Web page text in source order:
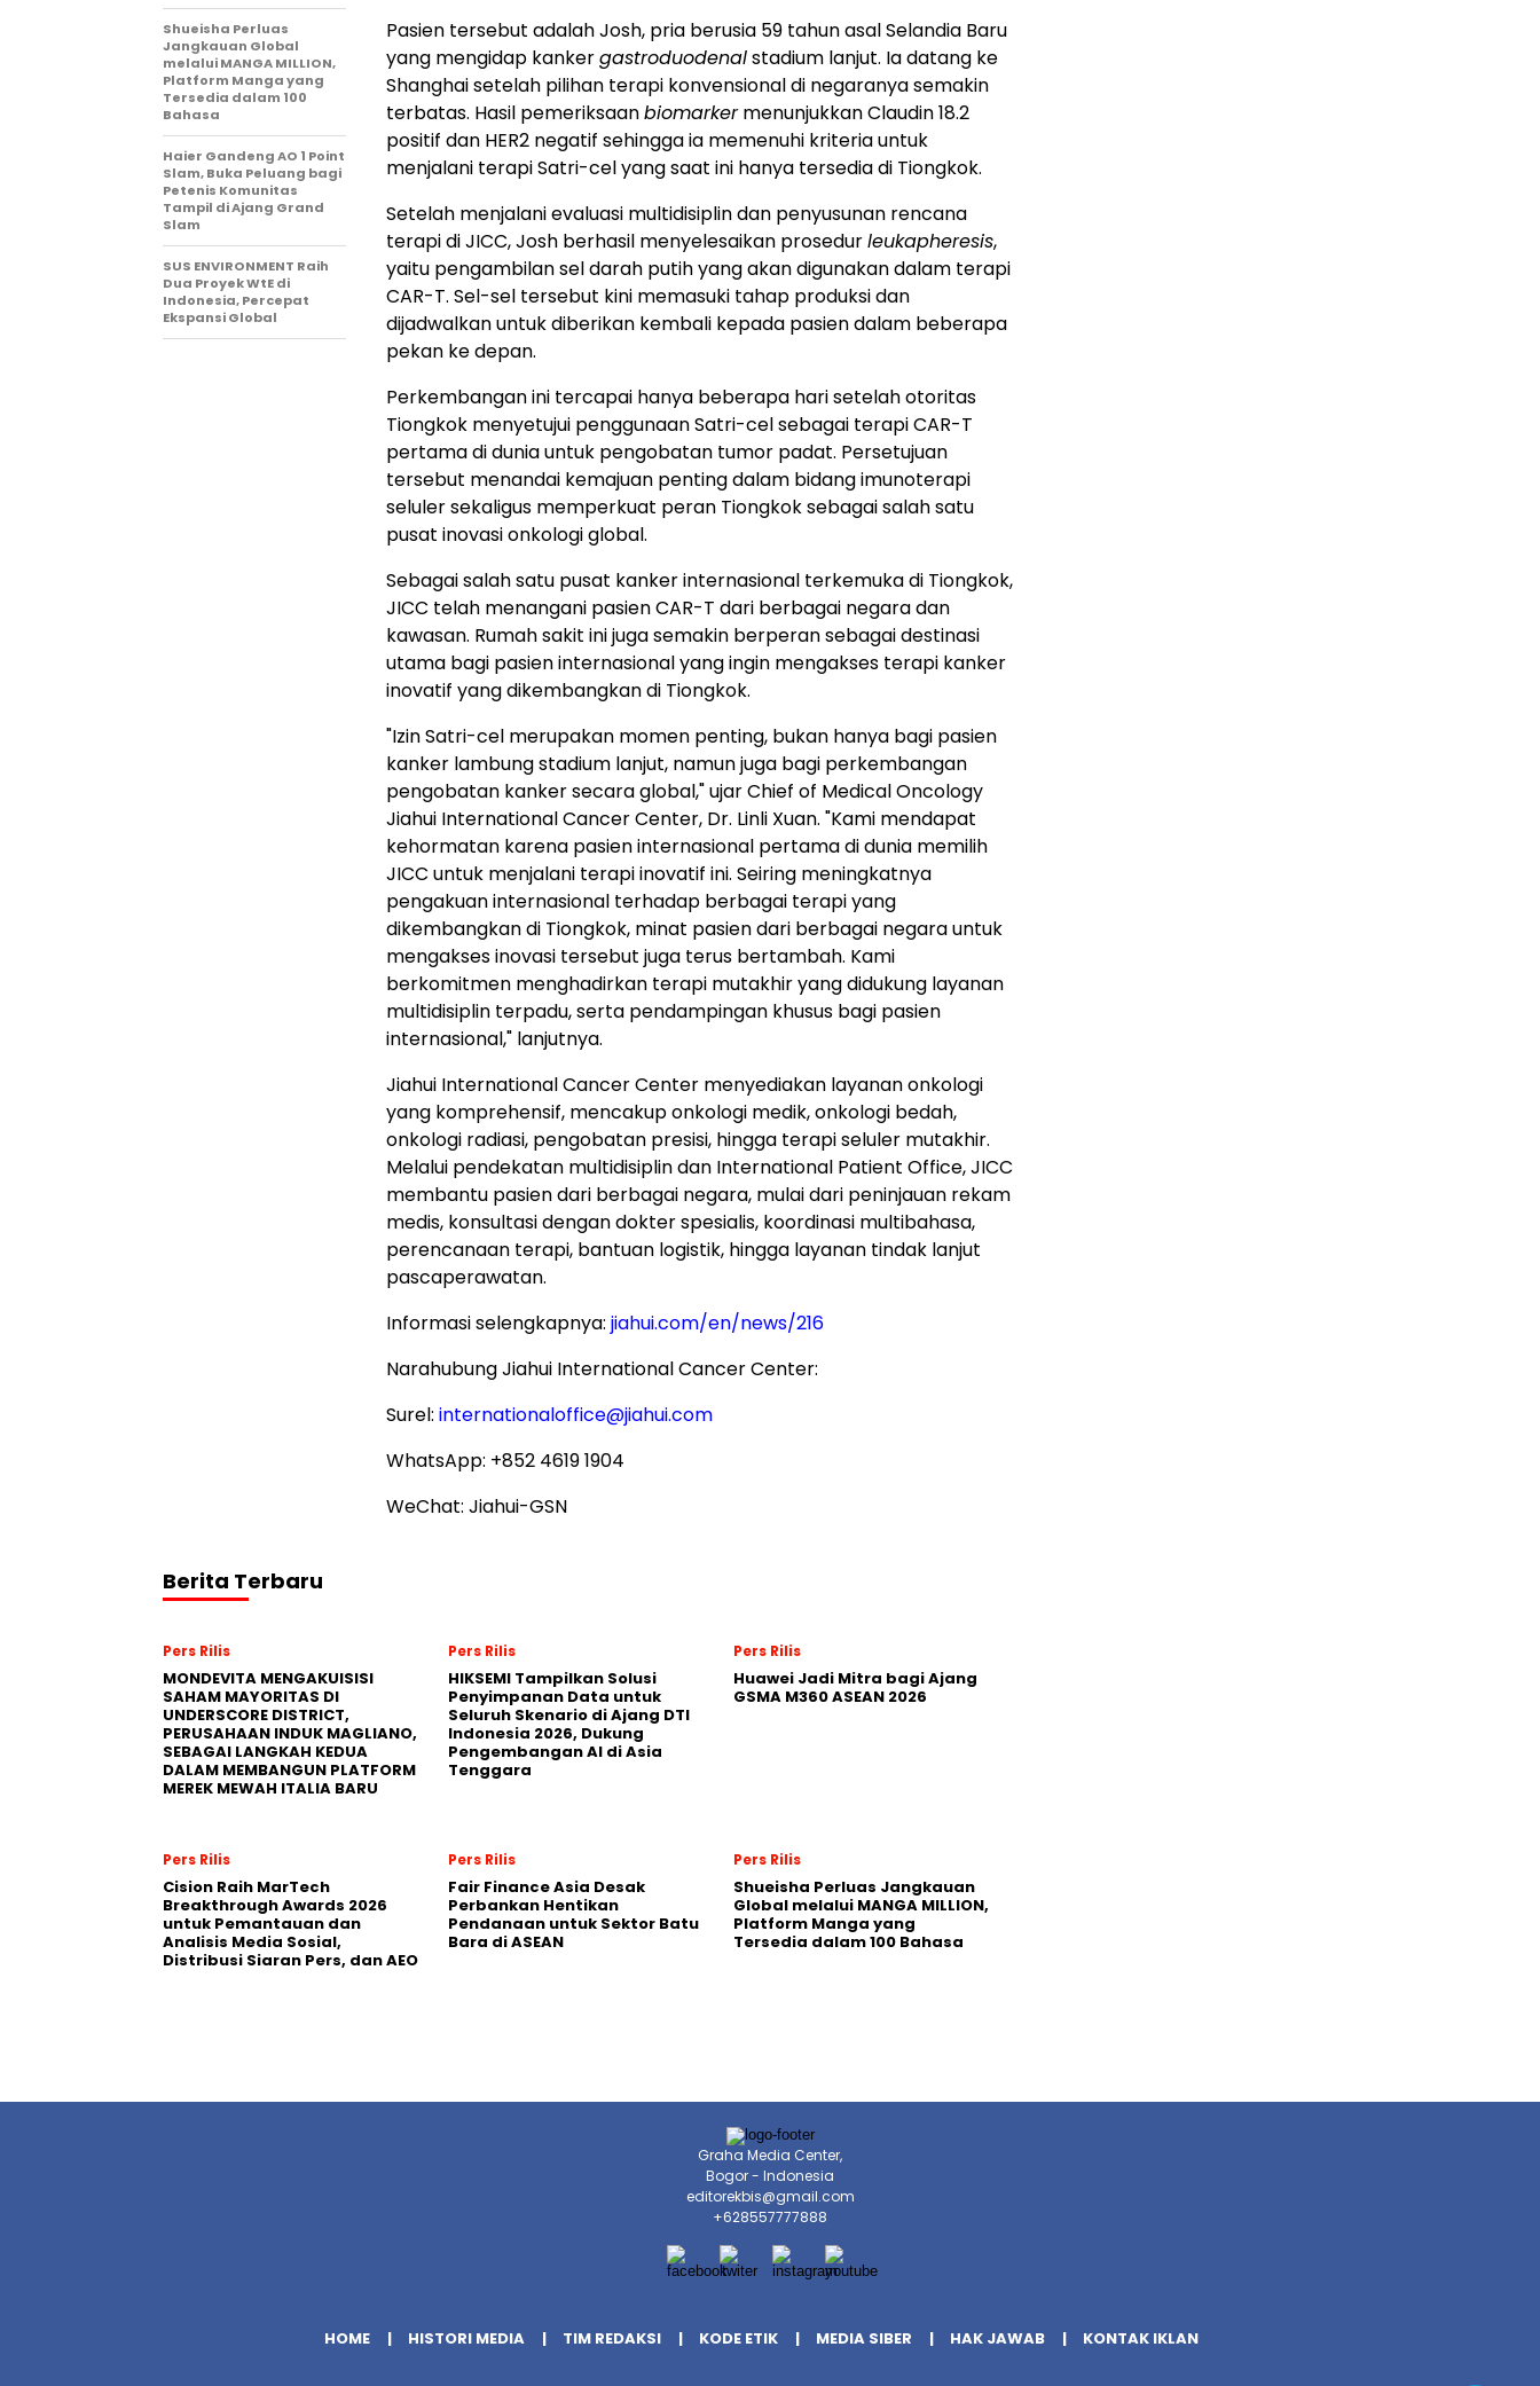
Pasien tersebut adalah Josh, pria berusia 59 tahun asal Selandia Baru
yang mengidap kankergastroduodenalstadium lanjut. Ia datang ke
Shanghai setelah pilihan terapi konvensional di negaranya semakin
terbatas. Hasil pemeriksaanbiomarkermenunjukkan Claudin 18.2
positif dan HER2 negatif sehingga ia memenuhi kriteria untuk
menjalani terapi Satri-cel yang saat ini hanya tersedia di Tiongkok.
Setelah menjalani evaluasi multidisiplin dan penyusunan rencana
terapi di JICC, Josh berhasil menyelesaikan prosedurleukapheresis,
yaitu pengambilan sel darah putih yang akan digunakan dalam terapi
CAR-T. Sel-sel tersebut kini memasuki tahap produksi dan
dijadwalkan untuk diberikan kembali kepada pasien dalam beberapa
pekan ke depan.
Perkembangan ini tercapai hanya beberapa hari setelah otoritas
Tiongkok menyetujui penggunaan Satri-cel sebagai terapi CAR-T
pertama di dunia untuk pengobatan tumor padat. Persetujuan
tersebut menandai kemajuan penting dalam bidang imunoterapi
seluler sekaligus memperkuat peran Tiongkok sebagai salah satu
pusat inovasi onkologi global.
Sebagai salah satu pusat kanker internasional terkemuka di Tiongkok,
JICC telah menangani pasien CAR-T dari berbagai negara dan
kawasan. Rumah sakit ini juga semakin berperan sebagai destinasi
utama bagi pasien internasional yang ingin mengakses terapi kanker
inovatif yang dikembangkan di Tiongkok.
"Izin Satri-cel merupakan momen penting, bukan hanya bagi pasien
kanker lambung stadium lanjut, namun juga bagi perkembangan
pengobatan kanker secara global," ujar Chief of Medical Oncology
Jiahui International Cancer Center, Dr. Linli Xuan. "Kami mendapat
kehormatan karena pasien internasional pertama di dunia memilih
JICC untuk menjalani terapi inovatif ini. Seiring meningkatnya
pengakuan internasional terhadap berbagai terapi yang
dikembangkan di Tiongkok, minat pasien dari berbagai negara untuk
mengakses inovasi tersebut juga terus bertambah. Kami
berkomitmen menghadirkan terapi mutakhir yang didukung layanan
multidisiplin terpadu, serta pendampingan khusus bagi pasien
internasional," lanjutnya.
Jiahui International Cancer Center menyediakan layanan onkologi
yang komprehensif, mencakup onkologi medik, onkologi bedah,
onkologi radiasi, pengobatan presisi, hingga terapi seluler mutakhir.
Melalui pendekatan multidisiplin dan International Patient Office, JICC
membantu pasien dari berbagai negara, mulai dari peninjauan rekam
medis, konsultasi dengan dokter spesialis, koordinasi multibahasa,
perencanaan terapi, bantuan logistik, hingga layanan tindak lanjut
pascaperawatan.
Informasi selengkapnya: jiahui.com/en/news/216
Narahubung Jiahui International Cancer Center:
Surel: internationaloffice@jiahui.com
WhatsApp: +852 4619 1904
WeChat: Jiahui-GSN
Shueisha Perluas
Jangkauan Global
melalui MANGA MILLION,
Platform Manga yang
Tersedia dalam 100
Bahasa
Haier Gandeng AO 1 Point
Slam, Buka Peluang bagi
Petenis Komunitas
Tampil di Ajang Grand
Slam
SUS ENVIRONMENT Raih
Dua Proyek WtE di
Indonesia, Percepat
Ekspansi Global
Berita Terbaru
Pers Rilis
MONDEVITA MENGAKUISISI
SAHAM MAYORITAS DI
UNDERSCORE DISTRICT,
PERUSAHAAN INDUK MAGLIANO,
SEBAGAI LANGKAH KEDUA
DALAM MEMBANGUN PLATFORM
MEREK MEWAH ITALIA BARU
Pers Rilis
HIKSEMI Tampilkan Solusi
Penyimpanan Data untuk
Seluruh Skenario di Ajang DTI
Indonesia 2026, Dukung
Pengembangan AI di Asia
Tenggara
Pers Rilis
Huawei Jadi Mitra bagi Ajang
GSMA M360 ASEAN 2026
Pers Rilis
Cision Raih MarTech
Breakthrough Awards 2026
untuk Pemantauan dan
Analisis Media Sosial,
Distribusi Siaran Pers, dan AEO
Pers Rilis
Fair Finance Asia Desak
Perbankan Hentikan
Pendanaan untuk Sektor Batu
Bara di ASEAN
Pers Rilis
Shueisha Perluas Jangkauan
Global melalui MANGA MILLION,
Platform Manga yang
Tersedia dalam 100 Bahasa
Graha Media Center,
Bogor - Indonesia
editorekbis@gmail.com
+628557777888
HOME HISTORI MEDIA TIM REDAKSI KODE ETIK MEDIA SIBER HAK JAWAB KONTAK IKLAN